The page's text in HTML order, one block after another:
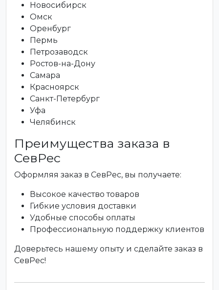
Новосибирск
Омск
Оренбург
Пермь
Петрозаводск
Ростов-на-Дону
Самара
Красноярск
Санкт-Петербург
Уфа
Челябинск
Преимущества заказа в
СевРес
Оформляя заказ в СевРес, вы получаете:
Высокое качество товаров
Гибкие условия доставки
Удобные способы оплаты
Профессиональную поддержку клиентов
Доверьтесь нашему опыту и сделайте заказ в
СевРес!